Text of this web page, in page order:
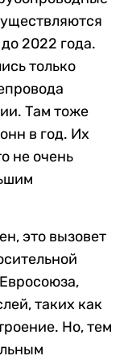
2022 года.
только
Там тоже
в год. Их
не очень
это вызовет
таких как
Но, тем